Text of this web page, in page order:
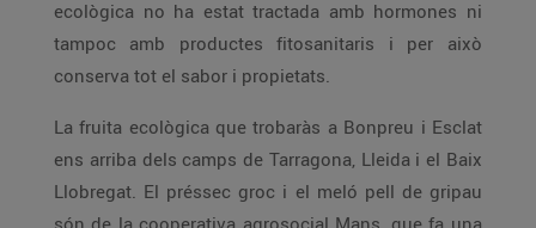
ecològica no ha estat tractada amb hormones ni
tampoc amb productes fitosanitaris i per això
conserva tot el sabor i propietats.
La fruita ecològica que trobaràs a Bonpreu i Esclat
ens arriba dels camps de Tarragona, Lleida i el Baix
Llobregat. El préssec groc i el meló pell de gripau
són de la cooperativa agrosocial Mans, que fa una